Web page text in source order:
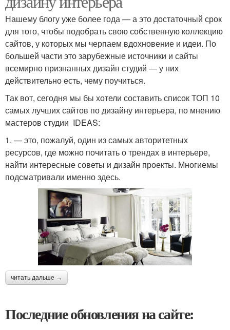
Нашему блогу уже более года — а это достаточный срок
для того, чтобы подобрать свою собственную коллекцию
сайтов, у которых мы черпаем вдохновение и идеи. По
большей части это зарубежные источники и сайты
всемирно признанных дизайн студий — у них
действительно есть, чему поучиться.
Так вот, сегодня мы бы хотели составить список ТОП 10
самых лучших сайтов по дизайну интерьера, по мнению
мастеров студии IDEAS:
1. — это, пожалуй, один из самых авторитетных
ресурсов, где можно почитать о трендах в интерьере,
найти интересные советы и дизайн проекты. Многиемы
подсматривали именно здесь.
читать дальше →
Последние обновления на сайте: